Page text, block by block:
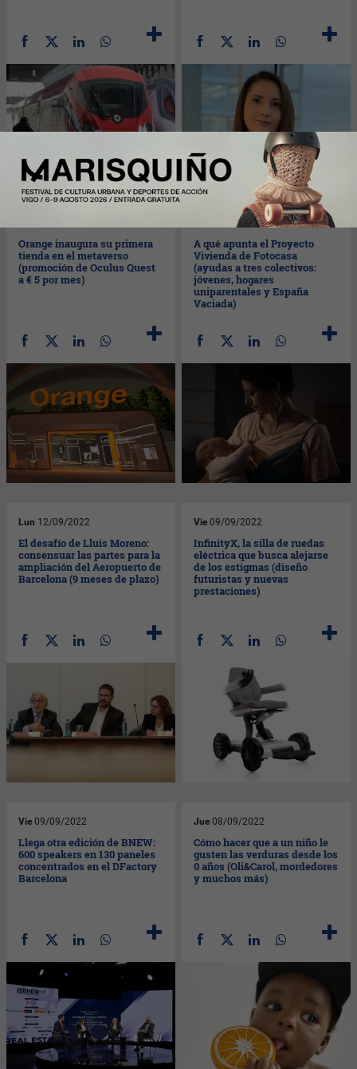
Orange inaugura su primera
tienda en el metaverso
(promoción de Oculus Quest
a € 5 por mes)
12/09/2022
A qué apunta el Proyecto
Vivienda de Fotocasa
(ayudas a tres colectivos:
jóvenes, hogares
uniparentales y España
Vaciada)
Lun 12/09/2022
El desafío de Lluis Moreno:
consensuar las partes para la
ampliación del Aeropuerto de
Barcelona (9 meses de plazo)
Vie 09/09/2022
InfinityX, la silla de ruedas
eléctrica que busca alejarse
de los estigmas (diseño
futuristas y nuevas
prestaciones)
Vie 09/09/2022
Llega otra edición de BNEW:
600 speakers en 130 paneles
concentrados en el DFactory
Barcelona
Jue 08/09/2022
Cómo hacer que a un niño le
gusten las verduras desde los
0 años (Oli&Carol, mordedores
y muchos más)